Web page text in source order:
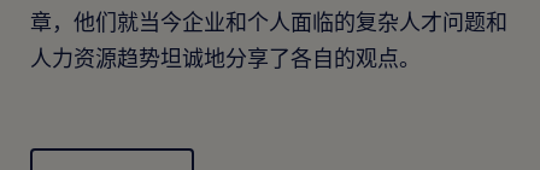
章，他们就当今企业和个人面临的复杂人才问题和
人力资源趋势坦诚地分享了各自的观点。